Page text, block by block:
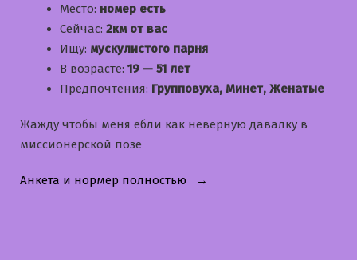
Место: номер есть
Сейчас: 2км от вас
Ищу: мускулистого парня
В возрасте: 19 — 51 лет
Предпочтения: Групповуха, Минет, Женатые
Жажду чтобы меня ебли как неверную давалку в
миссионерской позе
Анкета и нормер полностью «Люба»